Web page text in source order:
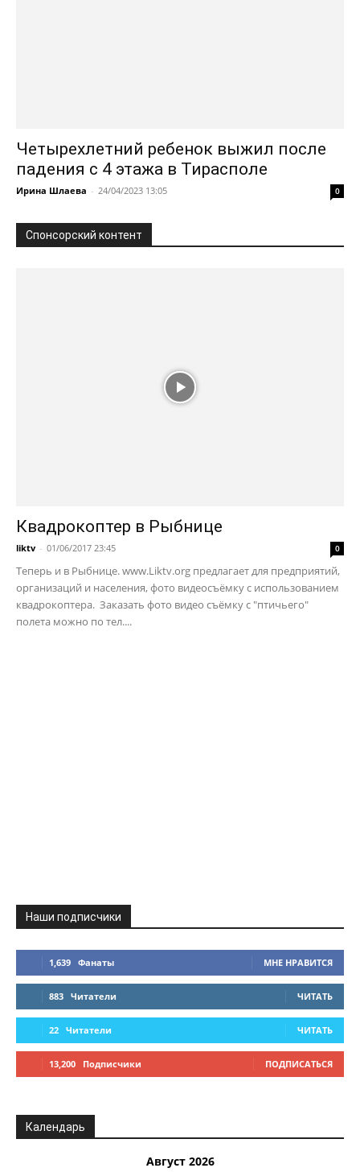
Четырехлетний ребенок выжил после
падения с 4 этажа в Тирасполе
Ирина Шлаева - 24/04/2023 13:05 0
Спонсорский контент
Квадрокоптер в Рыбнице
liktv - 01/06/2017 23:45 0
Теперь и в Рыбнице. www.Liktv.org предлагает для предприятий,
организаций и населения, фото видеосъёмку с использованием
квадрокоптера. Заказать фото видео съёмку с "птичьего"
полета можно по тел....
Наши подписчики
1,639 Фанаты МНЕ НРАВИТСЯ
883 Читатели ЧИТАТЬ
22 Читатели ЧИТАТЬ
13,200 Подписчики ПОДПИСАТЬСЯ
Календарь
Август 2026